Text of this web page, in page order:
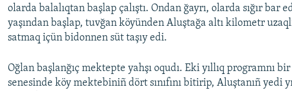
olarda balalıqtan başlap çalıştı. Ondan ğayrı, olarda sığır bar
yaşından başlap, tuvğan köyünden Aluştağa altı kilometr
satmaq içün bidonnen süt taşıy edi.
Oğlan başlanğıç mektepte yahşı oqudı. Eki yıllıq programnı
senesinde köy mektebiniñ dört sınıfını bitirip, Aluştanıñ yedi